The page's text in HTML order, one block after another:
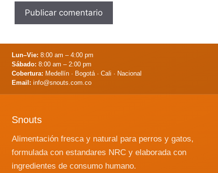
Lun–Vie: 8:00 am – 4:00 pm
Sábado: 8:00 am – 2:00 pm
Cobertura: Medellín · Bogotá · Cali · Nacional
Email: info@snouts.com.co
Snouts
Alimentación fresca y natural para perros y gatos,
formulada con estandares NRC y elaborada con
ingredientes de consumo humano.